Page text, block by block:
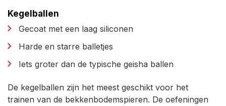
Kegelballen
Gecoat met een laag siliconen
Harde en starre balletjes
Iets groter dan de typische geisha ballen
De kegelballen zijn het meest geschikt voor het
trainen van de bekkenbodemspieren. De oefeningen